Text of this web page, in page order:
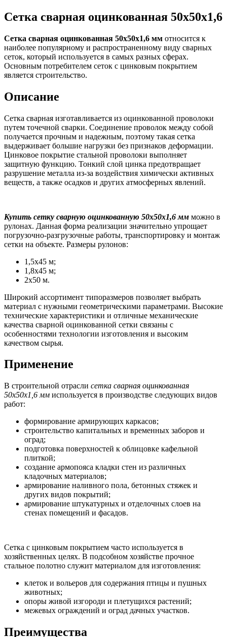
Сетка сварная оцинкованная 50х50х1,6
Сетка сварная оцинкованная 50х50х1,6 мм относится к
наиболее популярному и распространенному виду сварных
сеток, который используется в самых разных сферах.
Основным потребителем сеток с цинковым покрытием
является строительство.
Описание
Сетка сварная изготавливается из оцинкованной проволоки
путем точечной сварки. Соединение проволок между собой
получается прочным и надежным, поэтому такая сетка
выдерживает большие нагрузки без признаков деформации.
Цинковое покрытие стальной проволоки выполняет
защитную функцию. Тонкий слой цинка предотвращает
разрушение металла из-за воздействия химически активных
веществ, а также осадков и других атмосферных явлений.
Купить сетку сварную оцинкованную 50х50х1,6 мм можно в
рулонах. Данная форма реализации значительно упрощает
погрузочно-разгрузочные работы, транспортировку и монтаж
сетки на объекте. Размеры рулонов:
1,5х45 м;
1,8х45 м;
2х50 м.
Широкий ассортимент типоразмеров позволяет выбрать
материал с нужными геометрическими параметрами. Высокие
технические характеристики и отличные механические
качества сварной оцинкованной сетки связаны с
особенностями технологии изготовления и высоким
качеством сырья.
Применение
В строительной отрасли сетка сварная оцинкованная
50х50х1,6 мм используется в производстве следующих видов
работ:
формирование армирующих каркасов;
строительство капитальных и временных заборов и
оград;
подготовка поверхностей к облицовке кафельной
плиткой;
создание армопояса кладки стен из различных
кладочных материалов;
армирование наливного пола, бетонных стяжек и
других видов покрытий;
армирование штукатурных и отделочных слоев на
стенах помещений и фасадов.
Сетка с цинковым покрытием часто используется в
хозяйственных целях. В подсобном хозяйстве прочное
стальное полотно служит материалом для изготовления:
клеток и вольеров для содержания птицы и пушных
животных;
опоры живой изгороди и плетущихся растений;
межевых ограждений и оград дачных участков.
Преимущества